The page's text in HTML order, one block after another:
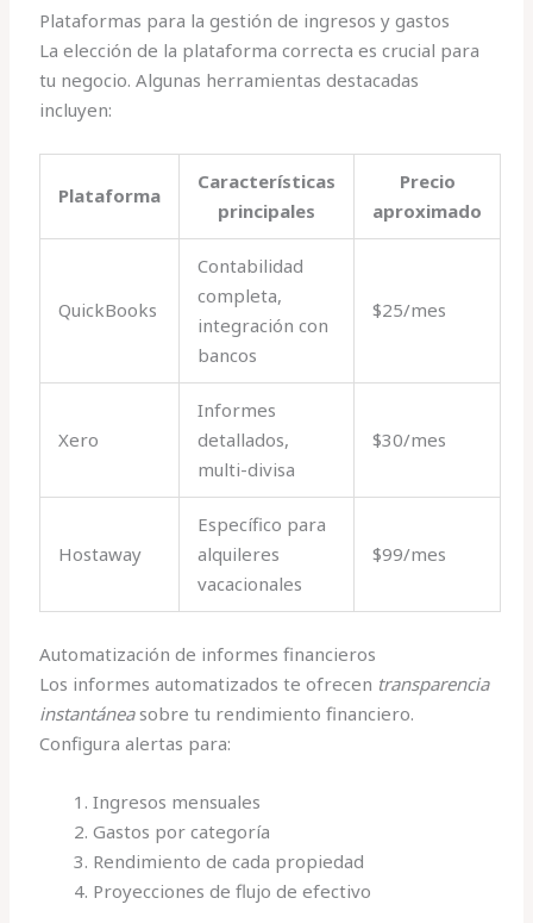
Plataformas para la gestión de ingresos y gastos
La elección de la plataforma correcta es crucial para
tu negocio. Algunas herramientas destacadas
incluyen:
Plataforma
Características
principales
Precio
aproximado
QuickBooks
Contabilidad
completa,
integración con
bancos
$25/mes
Xero
Informes
detallados,
multi-divisa
$30/mes
Hostaway
Específico para
alquileres
vacacionales
$99/mes
Automatización de informes financieros
Los informes automatizados te ofrecen transparencia
instantáneasobre tu rendimiento financiero.
Configura alertas para:
Ingresos mensuales
Gastos por categoría
Rendimiento de cada propiedad
Proyecciones de flujo de efectivo